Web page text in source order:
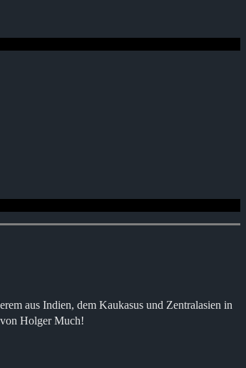
aus Indien, dem Kaukasus und Zentralasien in
Holger Much!